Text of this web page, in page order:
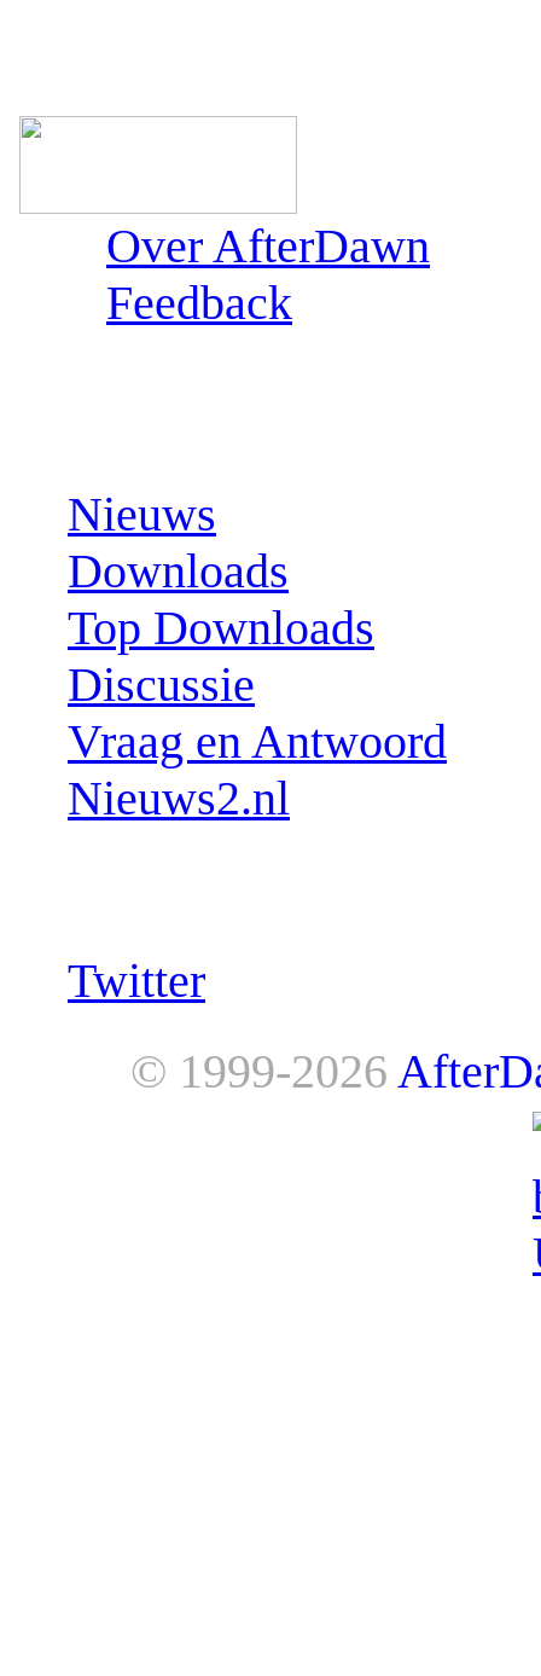
Over AfterDawn
Feedback
Nieuws
Downloads
Top Downloads
Discussie
Vraag en Antwoord
Nieuws2.nl
Twitter
© 1999-2026